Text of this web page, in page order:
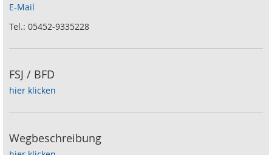
E-Mail
Tel.: 05452-9335228
FSJ / BFD
hier klicken
Wegbeschreibung